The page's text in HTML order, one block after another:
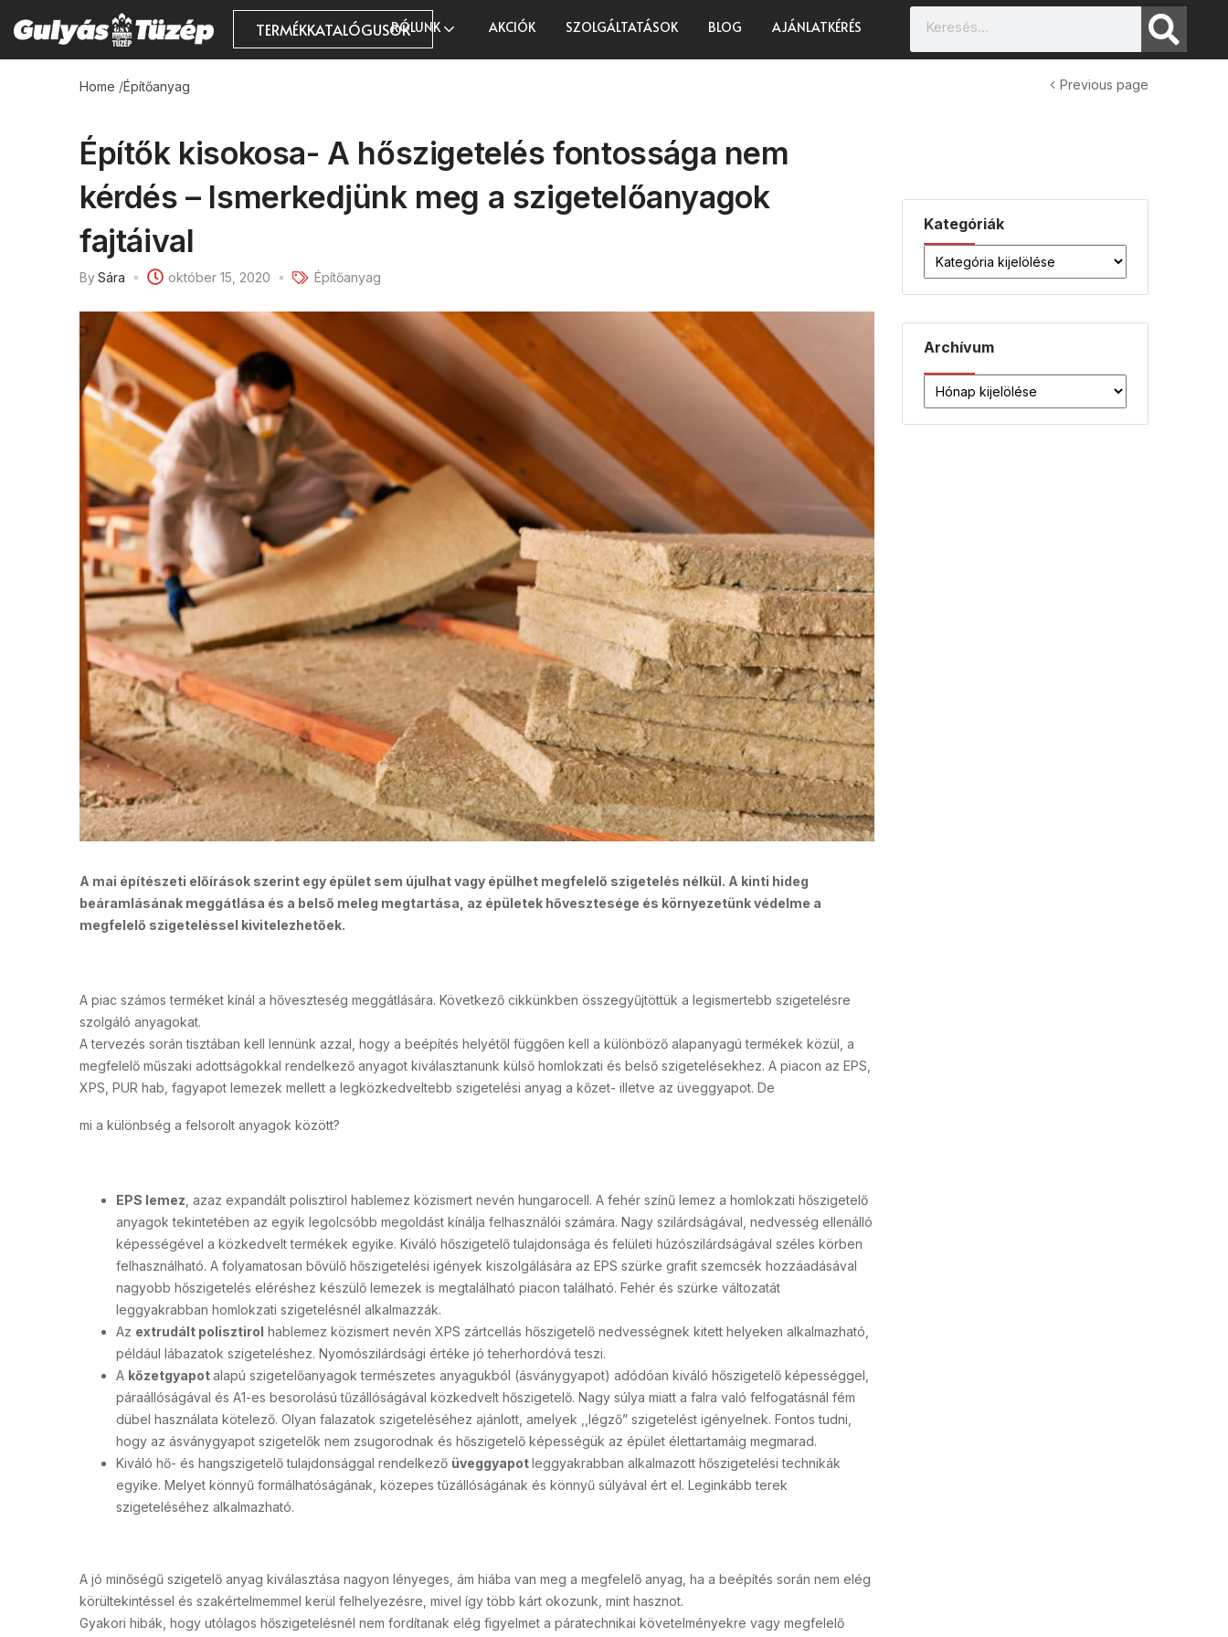
TERMÉKKATALÓGUSOKRÓLUNK AKCIÓK SZOLGÁLTATÁSOK BLOG AJÁNLATKÉRÉS
Home /Építőanyag Previous page
Kategóriák
Archívum
Építők kisokosa- A hőszigetelés fontossága nem
kérdés – Ismerkedjünk meg a szigetelőanyagok
fajtáival
BySára október 15, 2020 Építőanyag
A mai építészeti előírások szerint egy épület sem újulhat vagy épülhet megfelelő szigetelés nélkül. A kinti hideg
beáramlásának meggátlása és a belső meleg megtartása, az épületek hővesztesége és környezetünk védelme a
megfelelő szigeteléssel kivitelezhetőek.
A piac számos terméket kínál a hőveszteség meggátlására. Következő cikkünkben összegyűjtöttük a legismertebb szigetelésre
szolgáló anyagokat.
A tervezés során tisztában kell lennünk azzal, hogy a beépítés helyétől függően kell a különböző alapanyagú termékek közül, a
megfelelő műszaki adottságokkal rendelkező anyagot kiválasztanunk külső homlokzati és belső szigetelésekhez. A piacon az EPS,
XPS, PUR hab, fagyapot lemezek mellett a legközkedveltebb szigetelési anyag a kőzet- illetve az üveggyapot. De
mi a különbség a felsorolt anyagok között?
EPS lemez , azaz expandált polisztirol hablemez közismert nevén hungarocell. A fehér színű lemez a homlokzati hőszigetelő
anyagok tekintetében az egyik legolcsóbb megoldást kínálja felhasználói számára. Nagy szilárdságával, nedvesség ellenálló
képességével a közkedvelt termékek egyike. Kiváló hőszigetelő tulajdonsága és felületi húzószilárdságával széles körben
felhasználható. A folyamatosan bővülő hőszigetelési igények kiszolgálására az EPS szürke grafit szemcsék hozzáadásával
nagyobb hőszigetelés eléréshez készülő lemezek is megtalálható piacon található. Fehér és szürke változatát
leggyakrabban homlokzati szigetelésnél alkalmazzák.
Az extrudált polisztirol hablemez közismert nevén XPS zártcellás hőszigetelő nedvességnek kitett helyeken alkalmazható,
például lábazatok szigeteléshez. Nyomószilárdsági értéke jó teherhordóvá teszi.
A kőzetgyapotalapú szigetelőanyagok természetes anyagukból (ásványgyapot) adódóan kiváló hőszigetelő képességgel,
páraállóságával és A1-es besorolású tűzállóságával közkedvelt hőszigetelő. Nagy súlya miatt a falra való felfogatásnál fém
dübel használata kötelező. Olyan falazatok szigeteléséhez ajánlott, amelyek ,,légző” szigetelést igényelnek. Fontos tudni,
hogy az ásványgyapot szigetelők nem zsugorodnak és hőszigetelő képességük az épület élettartamáig megmarad.
Kiváló hő- és hangszigetelő tulajdonsággal rendelkező üveggyapotleggyakrabban alkalmazott hőszigetelési technikák
egyike. Melyet könnyű formálhatóságának, közepes tűzállóságának és könnyű súlyával ért el. Leginkább terek
szigeteléséhez alkalmazható.
A jó minőségű szigetelő anyag kiválasztása nagyon lényeges, ám hiába van meg a megfelelő anyag, ha a beépítés során nem elég
körültekintéssel és szakértelmemmel kerül felhelyezésre, mivel így több kárt okozunk, mint hasznot.
Gyakori hibák, hogy utólagos hőszigetelésnél nem fordítanak elég figyelmet a páratechnikai követelményekre vagy megfelelő